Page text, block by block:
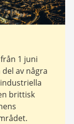
1 juni
av några
brittisk